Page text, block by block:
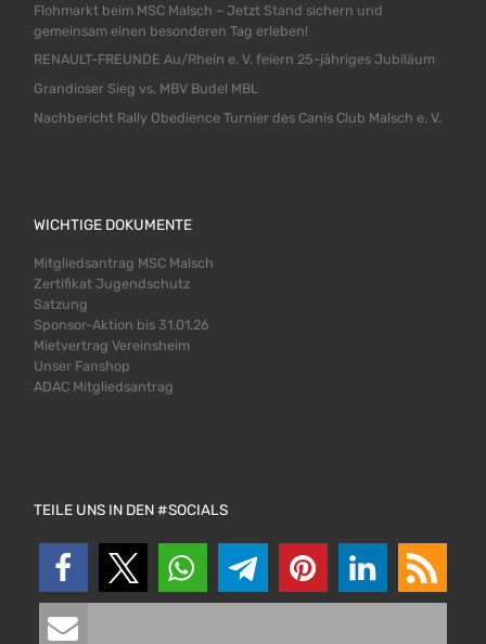
Flohmarkt beim MSC Malsch – Jetzt Stand sichern und
gemeinsam einen besonderen Tag erleben!
RENAULT-FREUNDE Au/Rhein e. V. feiern 25-jähriges Jubiläum
Grandioser Sieg vs. MBV Budel MBL
Nachbericht Rally Obedience Turnier des Canis Club Malsch e. V.
WICHTIGE DOKUMENTE
Mitgliedsantrag MSC Malsch
Zertifikat Jugendschutz
Satzung
Sponsor-Aktion bis 31.01.26
Mietvertrag Vereinsheim
Unser Fanshop
ADAC Mitgliedsantrag
TEILE UNS IN DEN #SOCIALS